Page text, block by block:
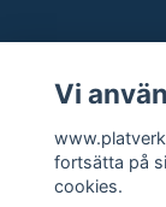
Kundtjänst
Sociala
Vi
fortsätta på
cookies.